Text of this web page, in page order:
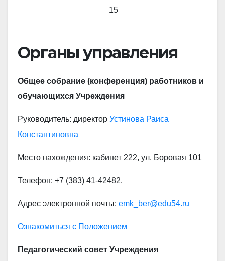
15
Органы управления
Общее собрание (конференция) работников и
обучающихся Учреждения
Руководитель: директор Устинова Раиса
Константиновна
Место нахождения: кабинет 222, ул. Боровая 101
Телефон: +7 (383) 41-42482.
Адрес электронной почты: emk_ber@edu54.ru
Ознакомиться с Положением
Педагогический совет Учреждения